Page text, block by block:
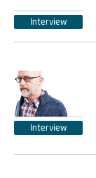
Interview
Interview